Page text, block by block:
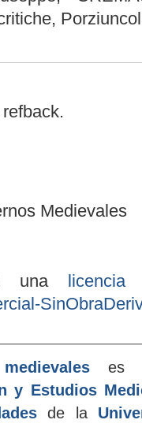
Medievales
una
es
y Estudios
de la